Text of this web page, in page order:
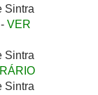
Sintra
VER
Sintra
Sintra